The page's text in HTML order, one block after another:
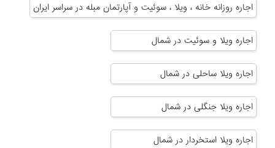
اجاره روزانه خانه ، ویلا ، سوئیت و آپارتمان مبله در سراسر ایران
اجاره ویلا و سوئیت در شمال
اجاره ویلا ساحلی در شمال
اجاره ویلا جنگلی در شمال
اجاره ویلا استخردار در شمال